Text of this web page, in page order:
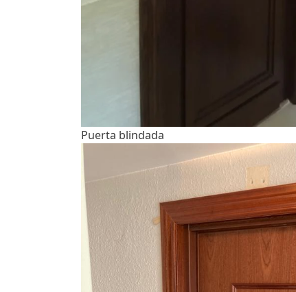
Puerta blindada